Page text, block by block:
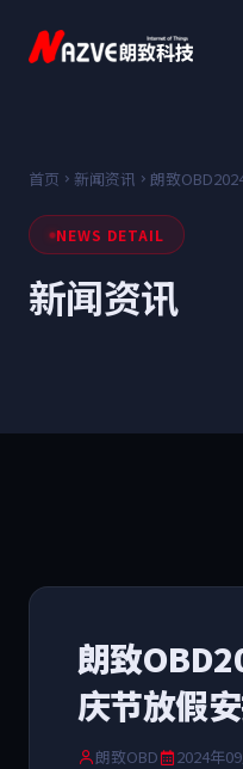
首页 新闻资讯 朗致
NEWS DETAIL
新闻资讯
朗致
庆节放假
朗致OBD 2024年